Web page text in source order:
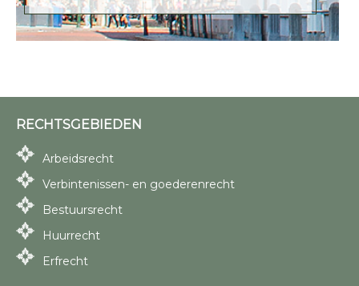
RECHTSGEBIEDEN
Arbeidsrecht
Verbintenissen- en goederenrecht
Bestuursrecht
Huurrecht
Erfrecht